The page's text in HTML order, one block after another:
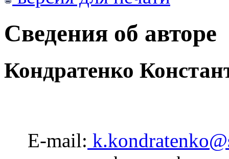
Сведения об авторе
Кондратенко
E-mail: